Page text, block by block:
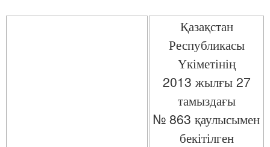
Қазақстан
Республикасы
Үкіметінің
2013 жылғы 27
тамыздағы
№ 863 қаулысымен
бекітілген